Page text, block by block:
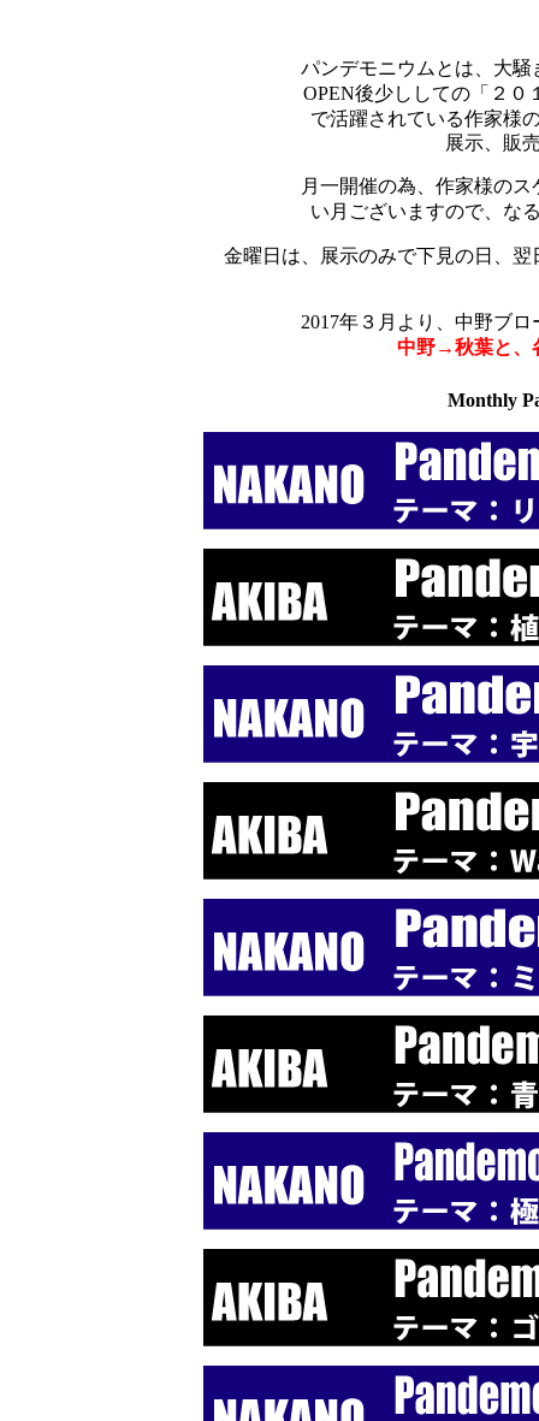
パンデモニウムとは、大
OPEN後少ししての「２０
で活躍されている作家様
展示、販
月一開催の為、作家様の
い月ございますので、な
金曜日は、展示のみで下見の日、
2017年３月より、中野ブ
中野→秋葉と、
Monthly